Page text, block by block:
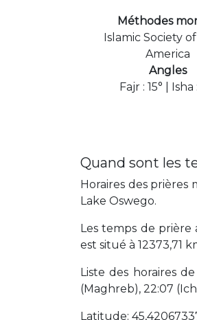
Méthodes
Islamic Society
America
Angles
Fajr : 15° | Isha
Quand sont les
Horaires des prières
Lake Oswego.
Les temps de prière
est situé à 12373,71
Liste des horaires
(Maghreb), 22:07
Latitude: